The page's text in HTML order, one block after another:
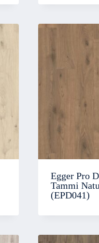
Egger Pro
Tammi
(EPD041)